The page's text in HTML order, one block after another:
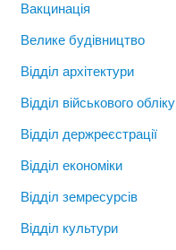
Вакцинація
Велике будівництво
Відділ архітектури
Відділ військового обліку
Відділ держреєстрації
Відділ економіки
Відділ земресурсів
Відділ культури